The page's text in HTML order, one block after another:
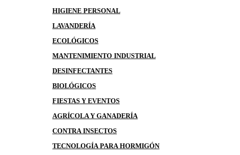
HIGIENE PERSONAL
LAVANDERÍA
ECOLÓGICOS
MANTENIMIENTO INDUSTRIAL
DESINFECTANTES
BIOLÓGICOS
FIESTAS Y EVENTOS
AGRÍCOLA Y GANADERÍA
CONTRA INSECTOS
TECNOLOGÍA PARA HORMIGÓN